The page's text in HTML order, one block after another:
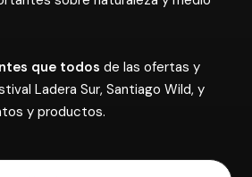
que todos de las ofertas y
Ladera Sur, Santiago Wild, y
y productos.